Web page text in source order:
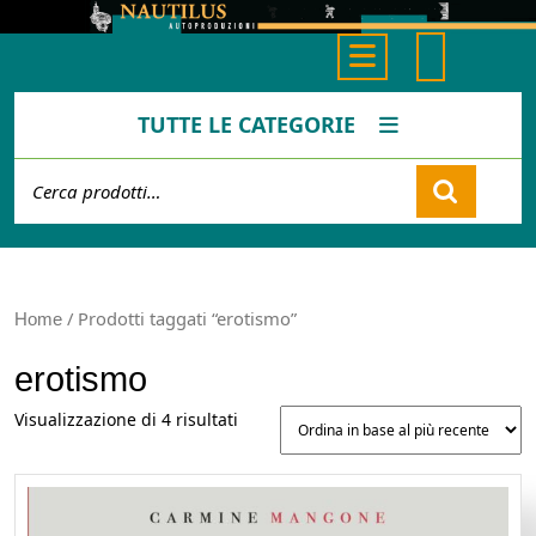
Button
TUTTE LE CATEGORIE
Cart
Home / Prodotti taggati “erotismo”
erotismo
Visualizzazione di 4 risultati
base
più